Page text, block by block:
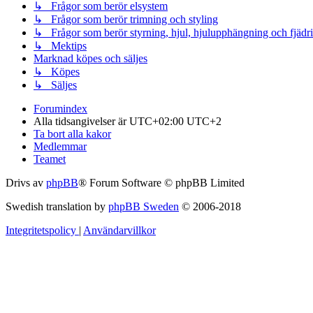
↳ Frågor som berör elsystem
↳ Frågor som berör trimning och styling
↳ Frågor som berör styrning, hjul, hjulupphängning och
↳ Mektips
Marknad köpes och säljes
↳ Köpes
↳ Säljes
Forumindex
Alla tidsangivelser är UTC+02:00 UTC+2
Ta bort alla kakor
Medlemmar
Teamet
Drivs av phpBB® Forum Software © phpBB Limited
Swedish translation by phpBB Sweden © 2006-2018
Integritetspolicy | Användarvillkor